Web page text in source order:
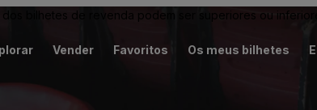
bilhetes de revenda podem ser superiores ou
Vender Favoritos Os meus bilhetes